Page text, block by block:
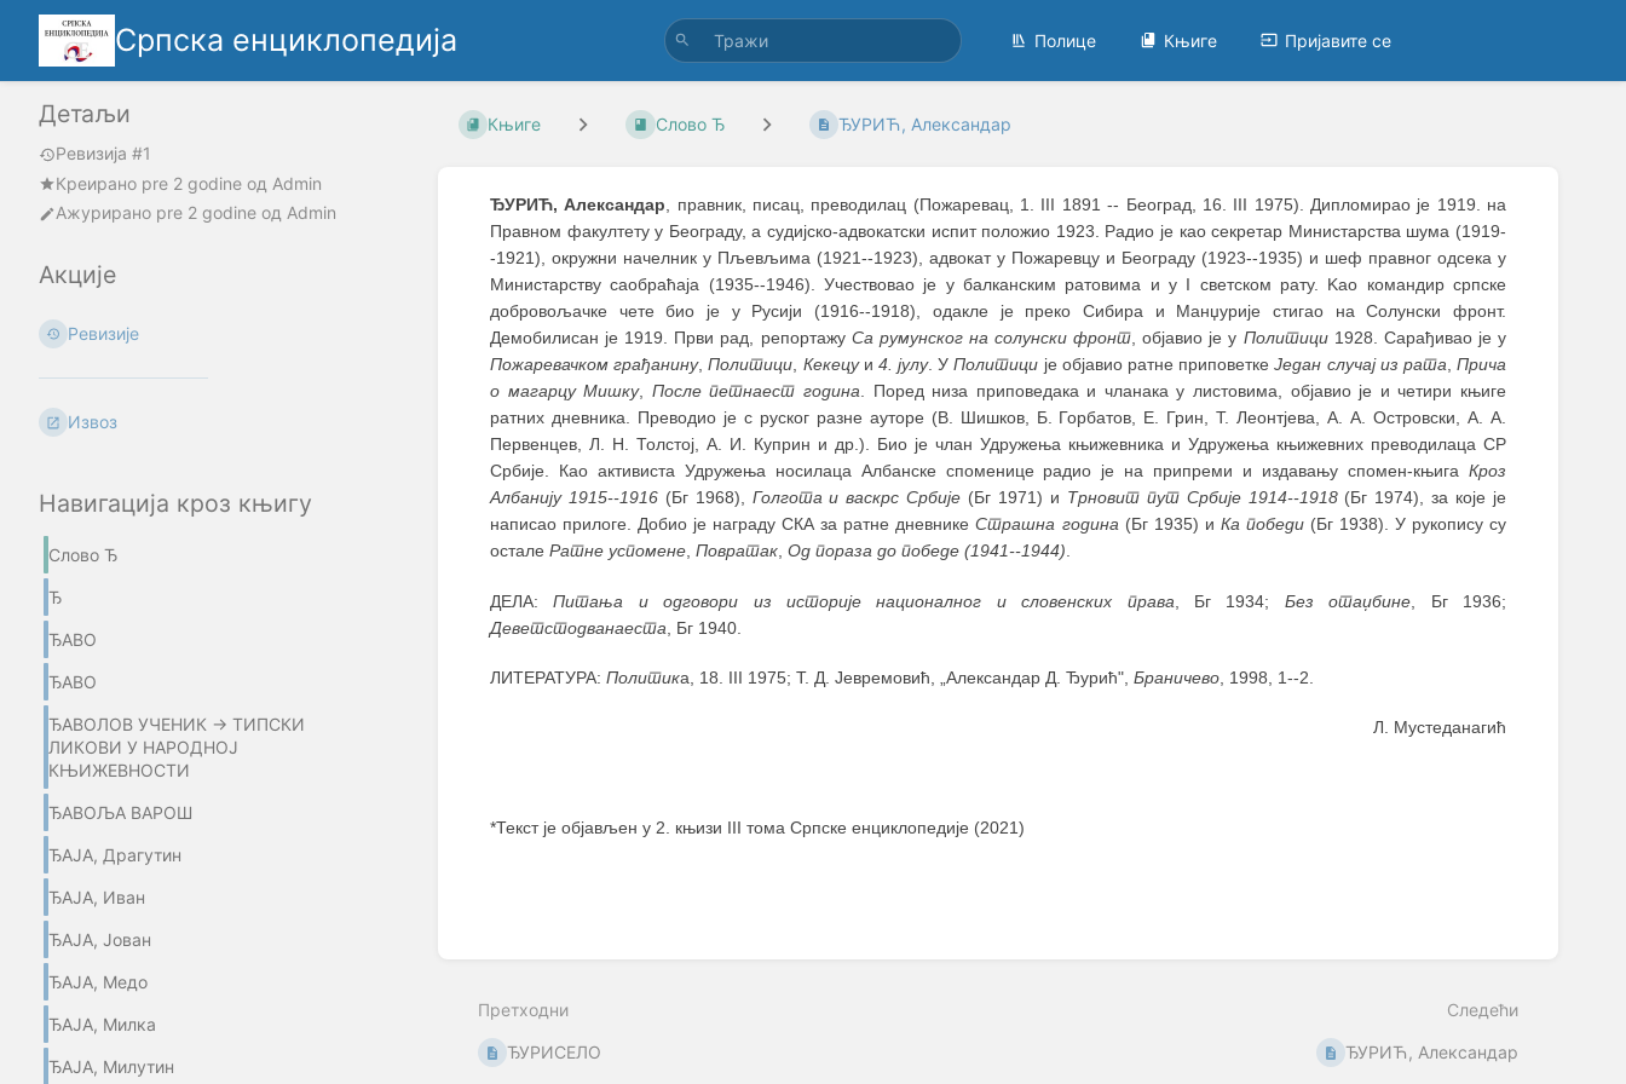
Српска енциклопедија Полице Књиге Пријавите се
Детаљи
Ревизија #1
Креирано pre 2 godine oд Admin
Ажурирано pre 2 godine од Admin
Акције
Ревизије
Извоз
Навигација кроз књигу
Слово Ђ
Ђ
ЂАВО
ЂАВО
ЂАВОЛОВ УЧЕНИК → ТИПСКИ
ЛИКОВИ У НАРОДНОЈ
КЊИЖЕВНОСТИ
ЂАВОЉА ВАРОШ
ЂАЈА, Драгутин
ЂАЈА, Иван
ЂАЈА, Јован
ЂАЈА, Медо
ЂАЈА, Милка
ЂАЈА, Милутин
Књиге Слово Ђ ЂУРИЋ, Александар
ЂУРИЋ, Александар, правник, писац, преводилац (Пожаревац, 1. III 1891 -- Београд, 16. III 1975). Дипломирао је 1919. на
Правном факултету у Београду, а судијско-адвокатски испит положио 1923. Радио је као секретар Министарства шума (1919-
-1921), окружни начелник у Пљевљима (1921--1923), адвокат у Пожаревцу и Београду (1923--1935) и шеф правног одсека у
Министарству саобраћаја (1935--1946). Учествовао је у балканским ратовима и у I светском рату. Kао командир српске
добровољачке чете био је у Русији (1916--1918), одакле је преко Сибира и Манџурије стигао на Солунски фронт.
Демобилисан је 1919. Први рад, репортажу Са румунског на солунски фронт, објавио је у Политици1928. Сарађивао је у
Пожаревачком грађанину,Политици, Кекецуи 4. јулу. УПолитици је објавио ратне приповеткеЈедан случај из рата,Прича
о магарцу Мишку, После петнаест година. Поред низа приповедака и чланака у листовима, објавио је и четири књиге
ратних дневника. Преводио је с руског разне ауторе (В. Шишков, Б. Горбатов, Е. Грин, Т. Леонтјева, А. А. Островски, А. А.
Первенцев, Л. Н. Толстој, А. И. Куприн и др.). Био је члан Удружења књижевника и Удружења књижевних преводилаца СР
Србије. Као активиста Удружења носилаца Албанске споменице радио је на припреми и издавању спомен-књига Кроз
Албанију 1915--1916(Бг 1968), Голгота и васкрс Србије (Бг 1971) и Трновит пут Србије 1914--1918(Бг 1974), за које је
написао прилоге. Добио је награду СКА за ратне дневникеСтрашна година(Бг 1935) и Ка победи(Бг 1938). У рукопису су
остале Ратне успомене, Повратак, Од пораза до победе (1941--1944).
ДЕЛА:Питања и одговори из историје националног и словенских права , Бг 1934; Без отаџбине , Бг 1936;
Деветстодванаеста , Бг 1940.
ЛИТЕРАТУРА: Политика, 18. III 1975; Т. Д. Јевремовић, „Александар Д. Ђурић", Браничево , 1998, 1--2.
Л. Мустеданагић
*Текст је објављен у 2. књизи III тома Српске енциклопедије (2021)
Претходни
ЂУРИСЕЛО
Следећи
ЂУРИЋ, Александар